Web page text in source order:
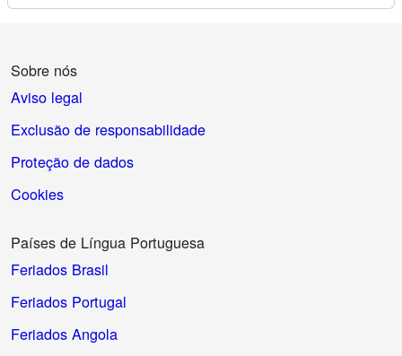
Sobre nós
Aviso legal
Exclusão de responsabilidade
Proteção de dados
Cookies
Países de Língua Portuguesa
Feriados Brasil
Feriados Portugal
Feriados Angola